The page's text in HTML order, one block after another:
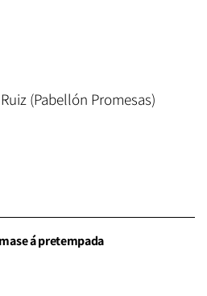
(Pabellón Promesas)
á pretempada